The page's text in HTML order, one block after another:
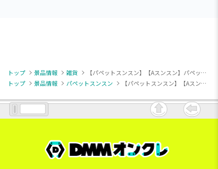
トップ 景品情報 雑貨
【パペットスンスン】【Aスンスン】パペットスンスン バニティポーチ vol.2
トップ
景品情報 パペットスンスン 【パペットスンスン】【Aスンスン】パペットスンスン バニティポーチ vol.2